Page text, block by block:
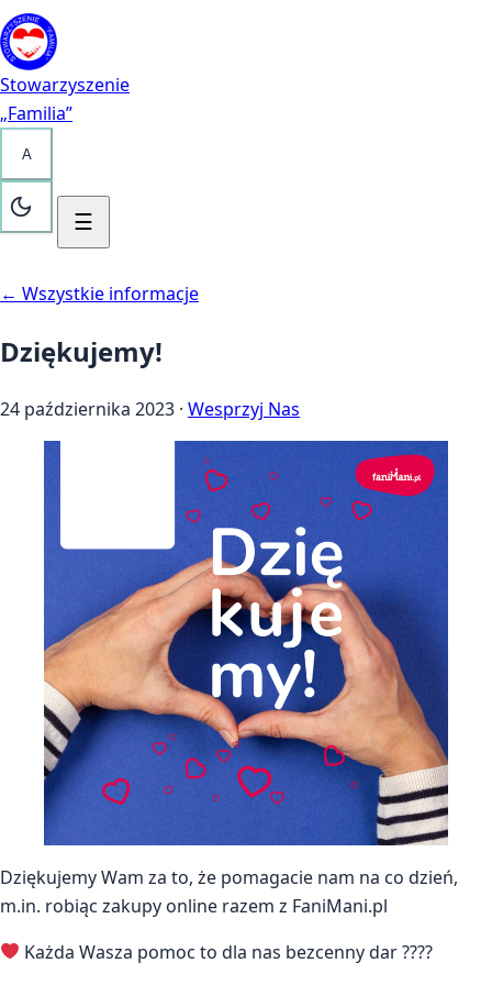
Przejdź do treści
Kontakt
Stowarzyszenie
„Familia”
A
☰
← Wszystkie informacje
Dziękujemy!
24 października 2023 · Wesprzyj Nas
Dziękujemy Wam za to, że pomagacie nam na co dzień,
m.in. robiąc zakupy online razem z FaniMani.pl
Każda Wasza pomoc to dla nas bezcenny dar ????